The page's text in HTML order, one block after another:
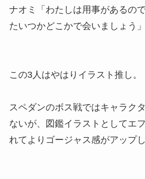
ナオミ「わたしは用事があるの
たいつかどこかで会いましょう」
この3人はやはりイラスト推し。
スペダンのボス戦ではキャラク
ないが、図鑑イラストとしてエ
れてよりゴージャス感がアップし